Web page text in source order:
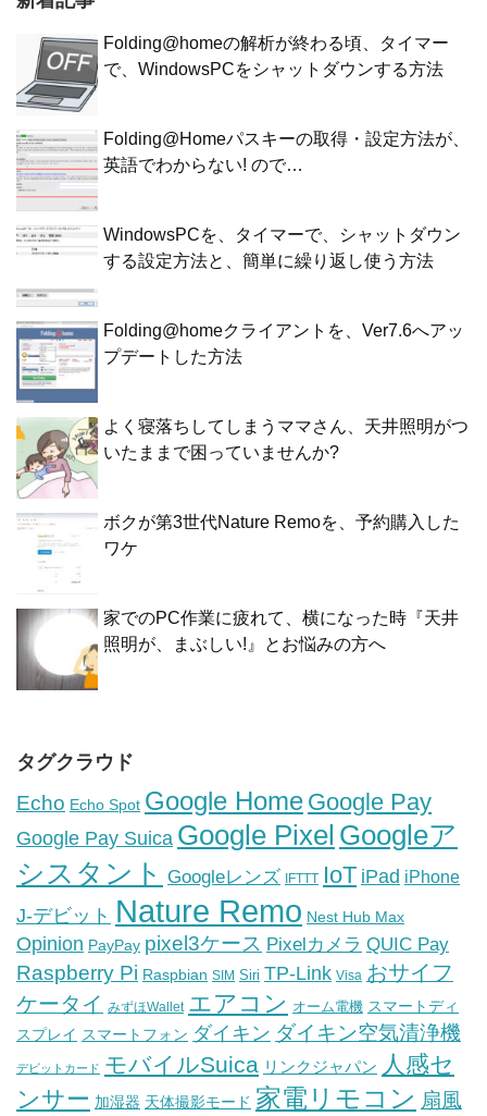
Folding@homeの解析が終わる頃、タイマー
で、WindowsPCをシャットダウンする方法
Folding@Homeパスキーの取得・設定方法が、
英語でわからない! ので…
WindowsPCを、タイマーで、シャットダウン
する設定方法と、簡単に繰り返し使う方法
Folding@homeクライアントを、Ver7.6へアッ
プデートした方法
よく寝落ちしてしまうママさん、天井照明がつ
いたままで困っていませんか?
ボクが第3世代Nature Remoを、予約購入した
ワケ
家でのPC作業に疲れて、横になった時『天井
照明が、まぶしい!』とお悩みの方へ
タグクラウド
Echo Echo Spot Google Home Google Pay
Google Pay Suica Google Pixel Googleア
シスタント Googleレンズ IFTTT IoT iPad iPhone
J-デビット Nature Remo Nest Hub Max
Opinion PayPay pixel3ケース Pixelカメラ QUIC Pay
Raspberry Pi Raspbian SIM Siri TP-Link Visa おサイフ
ケータイ みずほWallet エアコン オーム電機 スマートディ
スプレイ スマートフォン ダイキン ダイキン空気清浄機
デビットカード モバイルSuica リンクジャパン 人感セ
ンサー 加湿器 天体撮影モード 家電リモコン 扇風